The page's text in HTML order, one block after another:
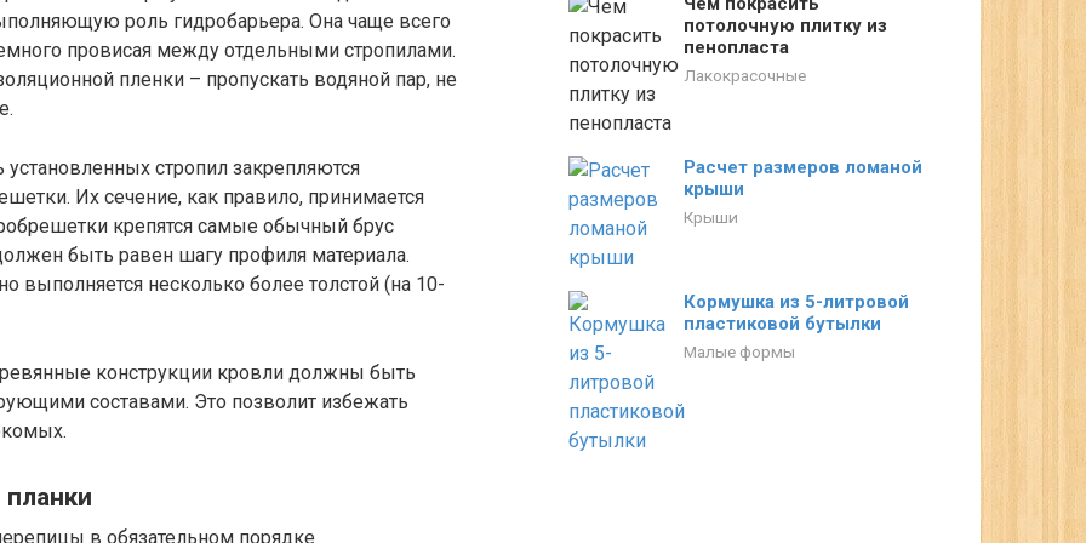
роль гидробарьера. Она чаще всего
провисая между отдельными стропилами.
пленки – пропускать водяной пар, не
стропил закрепляются
Их сечение, как правило, принимается
крепятся самые обычный брус
быть равен шагу профиля материала.
выполняется несколько более толстой (на 10-
конструкции кровли должны быть
составами. Это позволит избежать
в обязательном порядке
потолочную плитку из
пенопласта
Лакокрасочные
Расчет размеров ломаной
крыши
Крыши
Кормушка из 5-литровой
пластиковой бутылки
Малые формы